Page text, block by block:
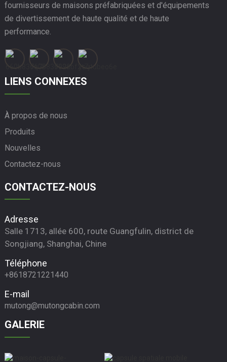
fournisseurs de maisons préfabriquées et d'équipements
de divertissement de haute qualité et de haute
performance.
LIENS CONNEXES
À propos de nous
Produits
Nouvelles
Contactez-nous
CONTACTEZ-NOUS
Adresse
Salle 1713, allée 600, route Guangfulin, district de
Songjiang, Shanghai, Chine
Téléphone
+8618721221440
E-mail
mutong@mutongcabin.com
GALERIE